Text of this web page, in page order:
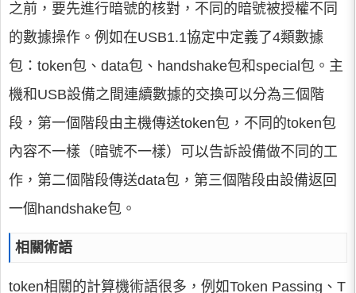
之前，要先進行暗號的核對，不同的暗號被授權不同
的數據操作。例如在USB1.1協定中定義了4類數據
包：token包、data包、handshake包和special包。主
機和USB設備之間連續數據的交換可以分為三個階
段，第一個階段由主機傳送token包，不同的token包
內容不一樣（暗號不一樣）可以告訴設備做不同的工
作，第二個階段傳送data包，第三個階段由設備返回
一個handshake包。
相關術語
token相關的計算機術語很多，例如Token Passing、T